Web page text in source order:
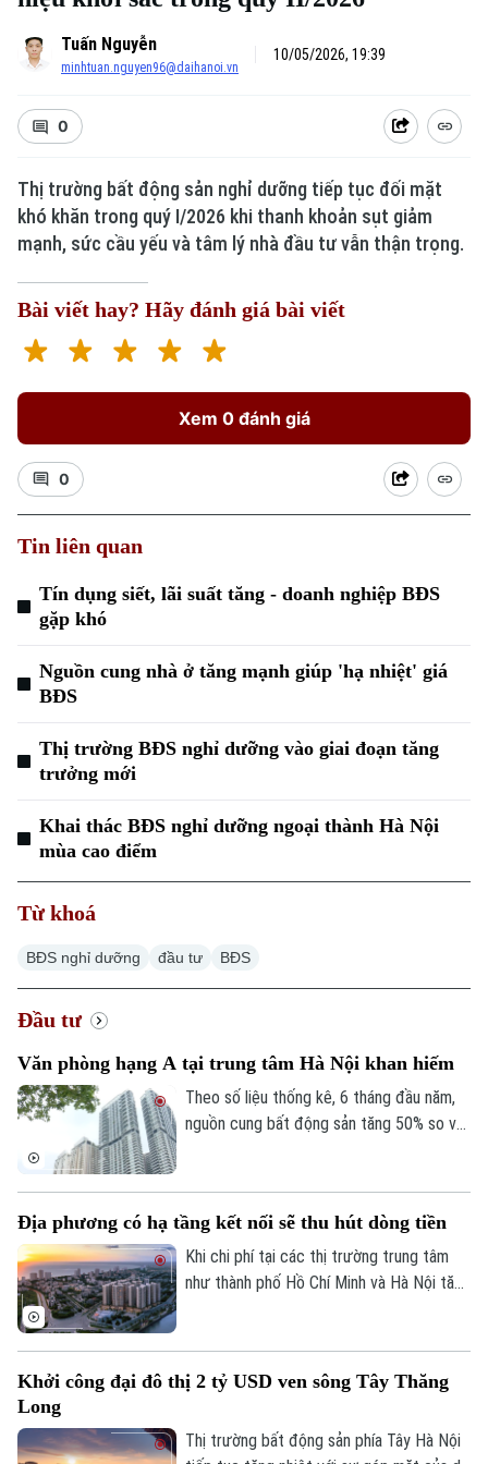
Tuấn Nguyễn
minhtuan.nguyen96@daihanoi.vn
10/05/2026, 19:39
0
Thị trường bất động sản nghỉ dưỡng tiếp tục đối mặt
khó khăn trong quý I/2026 khi thanh khoản sụt giảm
mạnh, sức cầu yếu và tâm lý nhà đầu tư vẫn thận trọng.
Bài viết hay? Hãy đánh giá bài viết
Xem 0 đánh giá
0
Tin liên quan
Tín dụng siết, lãi suất tăng - doanh nghiệp BĐS
gặp khó
Nguồn cung nhà ở tăng mạnh giúp 'hạ nhiệt' giá
BĐS
Thị trường BĐS nghỉ dưỡng vào giai đoạn tăng
trưởng mới
Khai thác BĐS nghỉ dưỡng ngoại thành Hà Nội
mùa cao điểm
Từ khoá
BĐS nghỉ dưỡng đầu tư BĐS
Đầu tư
Văn phòng hạng A tại trung tâm Hà Nội khan hiếm
Theo số liệu thống kê, 6 tháng đầu năm,
nguồn cung bất động sản tăng 50% so với
các sản phẩm mới.
Địa phương có hạ tầng kết nối sẽ thu hút dòng tiền
Khi chi phí tại các thị trường trung tâm
như thành phố Hồ Chí Minh và Hà Nội tăng
Khởi công đại đô thị 2 tỷ USD ven sông Tây Thăng
Long
Thị trường bất động sản phía Tây Hà Nội